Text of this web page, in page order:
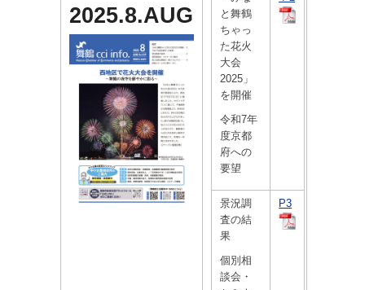
2025.8.AUG
と舞鶴
ちゃっ
た花火
大会
2025」
を開催
令和7年
度京都
府への
要望
景況調
査の結
果
個別相
談会・
P3